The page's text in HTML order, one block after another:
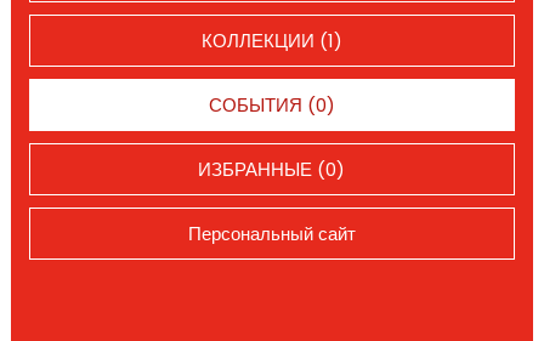
КОЛЛЕКЦИИ (1)
СОБЫТИЯ (0)
ИЗБРАННЫЕ (0)
Персональный сайт